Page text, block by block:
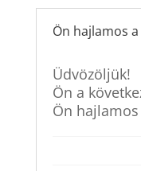
Ön hajlamos
Üdvözöljük!
Ön a
Ön